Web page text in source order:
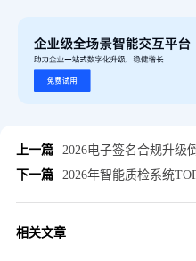
上一篇
2026电子签名合规升级倒计时，
下一篇
2026年智能质检系统TOP 10深
相关文章